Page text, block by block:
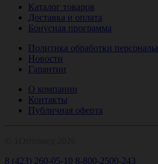
Каталог товаров
Доставка и оплата
Бонусная программа
Политика обработки
Новости
Гарантии
О компании
Контакты
Публичная оферта
8 (423) 260-05-10 8-800-2500-243